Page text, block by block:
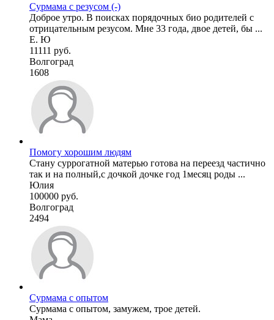
Сурмама с резусом (-)
Доброе утро. В поисках порядочных био родителей с
отрицательным резусом. Мне 33 года, двое детей, бы ...
Е. Ю
11111 руб.
Волгоград
1608
Помогу хорошим людям
Стану суррогатной матерью готова на переезд частично
так и на полный,с дочкой дочке год 1месяц роды ...
Юлия
100000 руб.
Волгоград
2494
Сурмама с опытом
Сурмама с опытом, замужем, трое детей.